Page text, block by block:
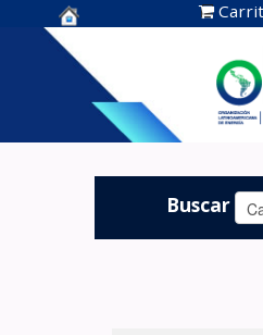
Centro de
Documentación
OLADE -
Buscar